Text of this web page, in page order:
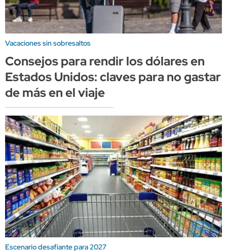
Vacaciones sin sobresaltos
Consejos para rendir los dólares en
Estados Unidos: claves para no gastar
de más en el viaje
Escenario desafiante para 2027